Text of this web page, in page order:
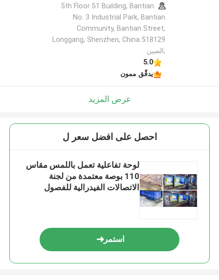
5th Floor 51 Building, Bantian
No. 3 Industrial Park, Bantian
Community, Bantian Street,
Longgang, Shenzhen, China 518129
,الصين
5.0
يدقّق ممون
عرض المزيد
احصل على افضل سعر ل
لوحة تفاعلية تعمل باللمس مقاس
110 بوصة معتمدة من لجنة
الاتصالات الفيدرالية للفصول
استمر